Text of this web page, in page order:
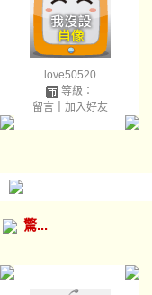
love50520
等級：
留言｜ 加入好友
驚...